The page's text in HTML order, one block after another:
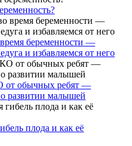
беременности —
и избавляемся от него
от обычных ребят —
развитии малышей
плода и как её